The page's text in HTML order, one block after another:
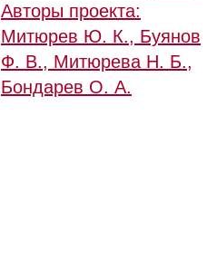
Авторы проекта:
Митюрев Ю. К., Буянов
Ф. В., Митюрева Н. Б.,
Бондарев О. А.